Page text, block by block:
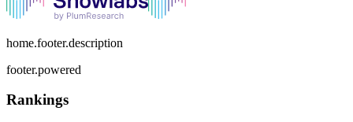
home.footer.description
footer.powered
Rankings